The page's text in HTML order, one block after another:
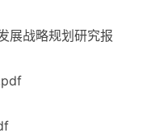
展战略规划研究报